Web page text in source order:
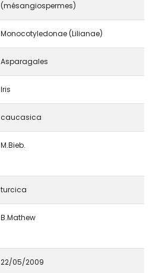
(mésangiospermes)
Monocotyledonae (Lilianae)
Asparagales
Iris
caucasica
M.Bieb.
turcica
B.Mathew
22/05/2009